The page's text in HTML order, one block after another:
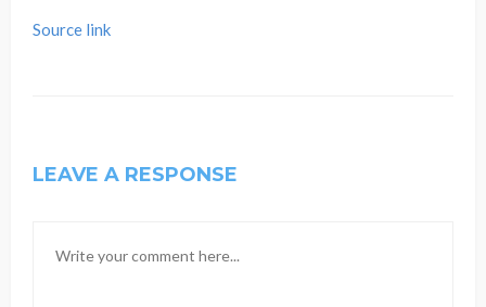
Source link
LEAVE A RESPONSE